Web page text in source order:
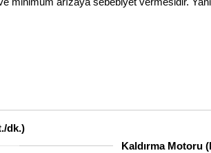
dk.)
Kaldırma Motoru